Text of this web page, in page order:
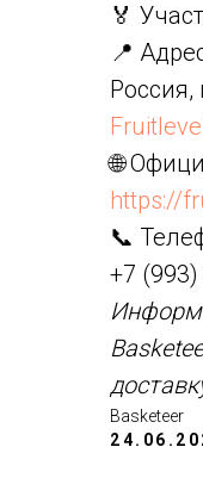
🏅
📍
🌐
https://
📞
+7
Basketeer